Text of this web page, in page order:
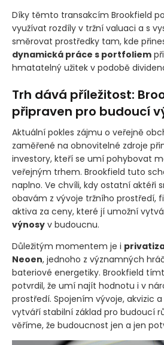
Díky těmto transakcím Brookfield
využívat rozdíly v tržní valuaci a s
směrovat prostředky tam, kde
dynamická práce s portfoliem
hmatatelný užitek v podobě
Trh dává příležitost:
připraven pro budoucí
Aktuální pokles zájmu o veřejně
zaměřené na obnovitelné zdroje
investory, kteří se umí pohybovat
veřejným trhem. Brookfield tuto
naplno. Ve chvíli, kdy ostatní aktéři
obavám z vývoje tržního prostředí,
aktiva za ceny, které jí umožní
výnosy v budoucnu.
Důležitým momentem je i
Neoen, jednoho z významných
bateriové energetiky. Brookfield
potvrdil, že umí najít hodnotu i v
prostředí. Spojením vývoje, akvizic
vytváří stabilní základ pro budoucí
věříme, že budoucnost jen a jen